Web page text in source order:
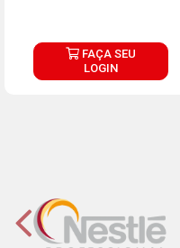
FAÇA SEU
LOGIN